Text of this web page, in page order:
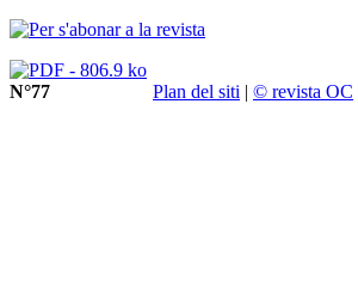
N°77 Plan del siti | © revista OC